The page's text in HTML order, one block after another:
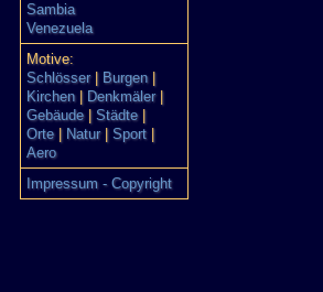
Sambia
Venezuela
Motive:
Schlösser| Burgen|
Kirchen| Denkmäler|
Gebäude| Städte|
Orte| Natur| Sport
Aero
Impressum - Copyright